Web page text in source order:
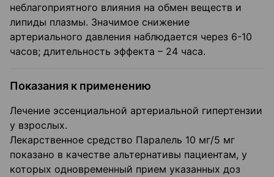
неблагоприятного влияния на обмен веществ и
липиды плазмы. Значимое снижение
артериального давления наблюдается через 6-10
часов; длительность эффекта – 24 часа.
Показания к применению
Лечение эссенциальной артериальной гипертензии
у взрослых.
Лекарственное средство Паралель 10 мг/5 мг
показано в качестве альтернативы пациентам, у
которых одновременный прием указанных доз